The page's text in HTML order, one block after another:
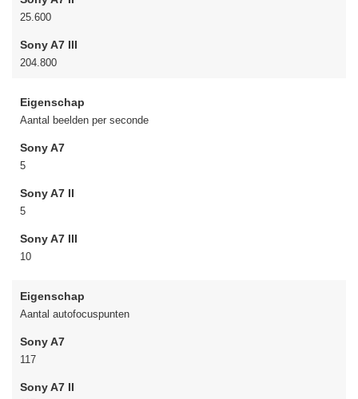
25.600
Sony A7 III
204.800
Eigenschap
Aantal beelden per seconde
Sony A7
5
Sony A7 II
5
Sony A7 III
10
Eigenschap
Aantal autofocuspunten
Sony A7
117
Sony A7 II